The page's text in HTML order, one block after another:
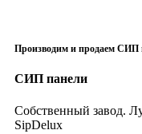
Производим и продаем СИП
СИП панели
Собственный завод.
SipDelux